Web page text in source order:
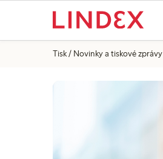
Tisk Novinky a tiskové zprávy